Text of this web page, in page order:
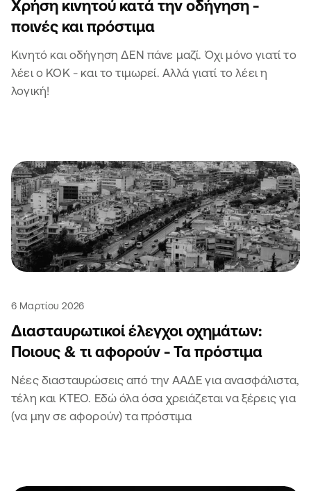
Χρήση κινητού κατά την οδήγηση -
ποινές και πρόστιμα
Κινητό και οδήγηση ΔΕΝ πάνε μαζί. Όχι μόνο γιατί το
λέει ο ΚΟΚ - και το τιμωρεί. Αλλά γιατί το λέει η
λογική!
6 Μαρτίου 2026
Διασταυρωτικοί έλεγχοι οχημάτων:
Ποιους & τι αφορούν - Τα πρόστιμα
Νέες διασταυρώσεις από την ΑΑΔΕ για ανασφάλιστα,
τέλη και ΚΤΕΟ. Εδώ όλα όσα χρειάζεται να ξέρεις για
(να μην σε αφορούν) τα πρόστιμα